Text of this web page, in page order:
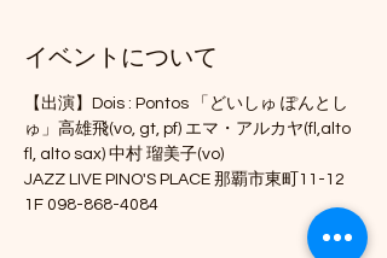
イベントについて
【出演】Dois : Pontos 「どいしゅ ぽんとし
ゅ」高雄飛(vo, gt, pf) エマ・アルカヤ(fl,alto
fl, alto sax) 中村 瑠美子(vo)
JAZZ LIVE PINO'S PLACE 那覇市東町11-12
1F 098-868-4084